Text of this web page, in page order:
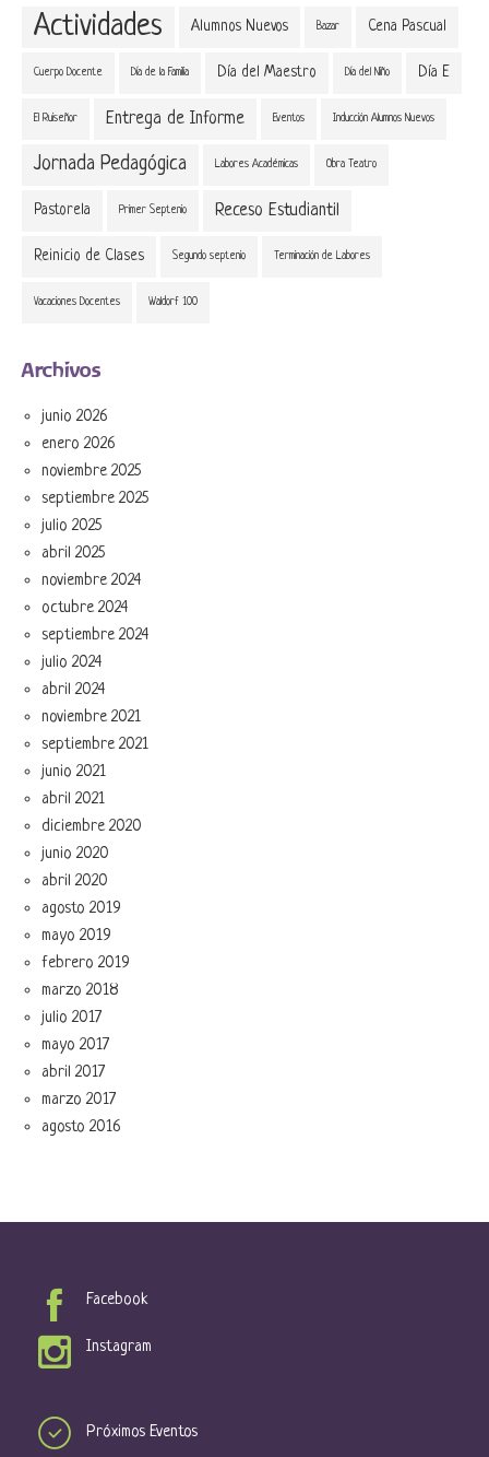
Actividades Alumnos Nuevos Bazar Cena Pascual
Cuerpo Docente Día de la Familia Día del Maestro Día del Niño Día E
El Ruiseñor Entrega de Informe Eventos Inducción Alumnos Nuevos
Jornada Pedagógica Labores Académicas Obra Teatro
Pastorela Primer Septenio Receso Estudiantil
Reinicio de Clases Segundo septenio Terminación de Labores
Vacaciones Docentes Waldorf 100
Archivos
junio 2026
enero 2026
noviembre 2025
septiembre 2025
julio 2025
abril 2025
noviembre 2024
octubre 2024
septiembre 2024
julio 2024
abril 2024
noviembre 2021
septiembre 2021
junio 2021
abril 2021
diciembre 2020
junio 2020
abril 2020
agosto 2019
mayo 2019
febrero 2019
marzo 2018
julio 2017
mayo 2017
abril 2017
marzo 2017
agosto 2016
Facebook
Instagram
Próximos Eventos